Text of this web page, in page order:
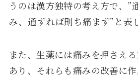
うのは漢方独特の考え方で、”
み、通ずれば則ち痛まず”と表
また、生薬には痛みを押さえ
あり、それらも痛みの改善に作